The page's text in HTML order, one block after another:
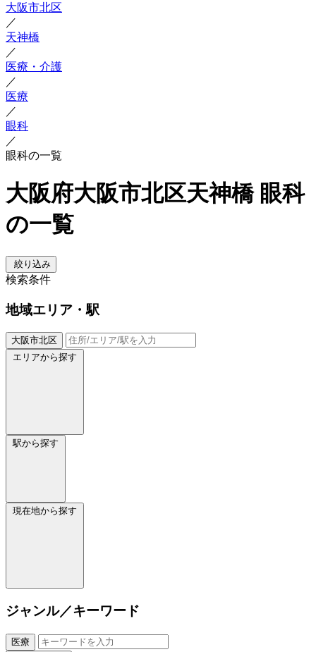
大阪市北区
／
天神橋
／
医療・介護
／
医療
／
眼科
／
眼科の一覧
大阪府大阪市北区天神橋 眼科
の一覧
絞り込み
検索条件
地域エリア・駅
大阪市北区
エリアから探す
駅から探す
現在地から探す
ジャンル／キーワード
医療